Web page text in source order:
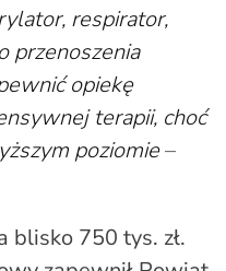
respirator,
przenoszenia
opiekę
terapii, choć
poziomie–
blisko 750 tys. zł.